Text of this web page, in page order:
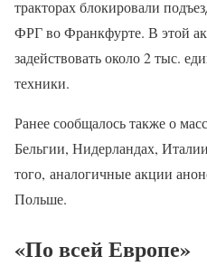
тракторах блокировали
ФРГ во Франкфурте. В этой
задействовать около 2 тыс.
техники.
Ранее сообщалось также о
Бельгии, Нидерландах,
того, аналогичные акции
Польше.
«По всей Европе»